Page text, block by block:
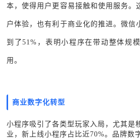
本，使得用户更容易接触和使用服务。
户体验，也有利于商业化的推进。微信
到了51%，表明小程序在带动整体规
用。
商业数字化转型
小程序吸引了各类型玩家入局，尤其是
业，新上线小程序占比近70%。品牌数